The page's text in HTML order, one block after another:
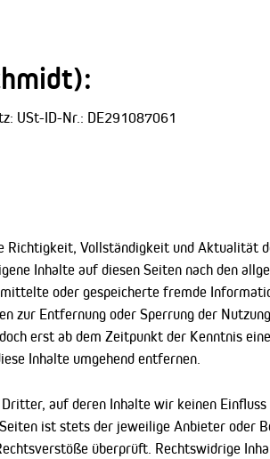
USt-ID-Nr.: DE291087061
Vollständigkeit und Aktualität
Inhalte auf diesen Seiten nach den
oder gespeicherte fremde
zur Entfernung oder Sperrung der
erst ab dem Zeitpunkt der Kenntnis
Inhalte umgehend entfernen.
auf deren Inhalte wir keinen
ist stets der jeweilige Anbieter oder
überprüft. Rechtswidrige